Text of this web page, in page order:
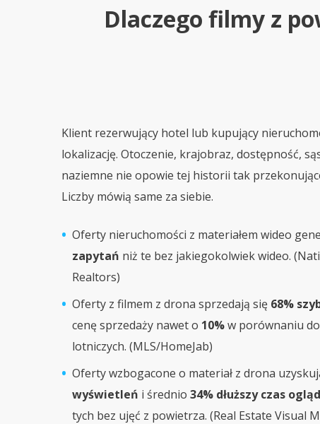
Dlaczego filmy z
Klient rezerwujący hotel lub kupujący
lokalizację. Otoczenie, krajobraz, dostępność,
naziemne nie opowie tej historii tak
Liczby mówią same za siebie.
Oferty nieruchomości z materiałem wideo
zapytań niż te bez jakiegokolwiek wideo.
Realtors)
Oferty z filmem z drona sprzedają się 68%
cenę sprzedaży nawet o 10%w porównaniu
lotniczych. (MLS/HomeJab)
Oferty wzbogacone o materiał z drona
wyświetleń i średnio 34% dłuższy czas
tych bez ujęć z powietrza. (Real Estate Visual